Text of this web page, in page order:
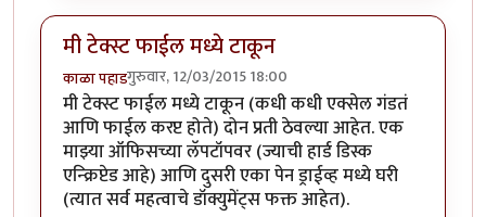
मी टेक्स्ट फाईल मध्ये टाकून
काळा पहाडगुरुवार, 12/03/2015 18:00
मी टेक्स्ट फाईल मध्ये टाकून (कधी कधी एक्सेल गंडतं
आणि फाईल करप्ट होते) दोन प्रती ठेवल्या आहेत. एक
माझ्या ऑफिसच्या लॅपटॉपवर (ज्याची हार्ड डिस्क
एन्क्रिप्टेड आहे) आणि दुसरी एका पेन ड्राईव्ह मध्ये घरी
(त्यात सर्व महत्वाचे डॉक्युमेंट्स फक्त आहेत).